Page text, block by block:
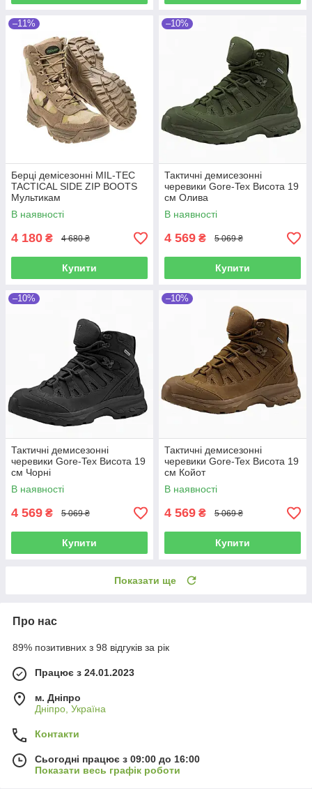
–11%
Берці демісезонні MIL-TEC
TACTICAL SIDE ZIP BOOTS
Мультикам
В наявності
4 180 ₴ 4 680 ₴
Купити
–10%
Тактичні демисезонні
черевики Gore-Tex Висота 19
см Олива
В наявності
4 569 ₴ 5 069 ₴
Купити
–10%
Тактичні демисезонні
черевики Gore-Tex Висота 19
см Чорні
В наявності
4 569 ₴ 5 069 ₴
Купити
–10%
Тактичні демисезонні
черевики Gore-Tex Висота 19
см Койот
В наявності
4 569 ₴ 5 069 ₴
Купити
Показати ще
Про нас
89% позитивних з 98 відгуків за рік
Працює з 24.01.2023
м. Дніпро
Дніпро, Україна
Контакти
Сьогодні працює з 09:00 до 16:00
Показати весь графік роботи